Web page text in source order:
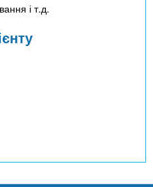
і т.д.